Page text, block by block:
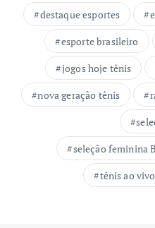
destaque esportes
esporte brasileiro
jogos hoje tênis
nova geração tênis
seleção feminina
tênis ao vivo